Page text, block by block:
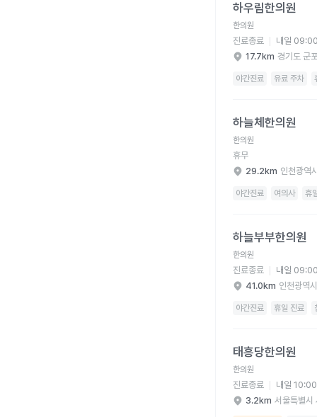
하우림한의원
한의원
진료종료
내일
17.7km 경기도 군
야간진료 유료 주차
하늘체한의원
한의원
휴무
29.2km 인천광역
야간진료 여의사 휴
하늘부부한의원
한의원
진료종료
내일
41.0km 인천광역
야간진료 휴일 진료
태흥당한의원
한의원
진료종료
내일
3.2km 서울특별시